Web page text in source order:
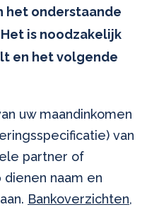
het onderstaande
is noodzakelijk
en het volgende
uw maandinkomen
van
partner of
naam en
Bankoverzichten,